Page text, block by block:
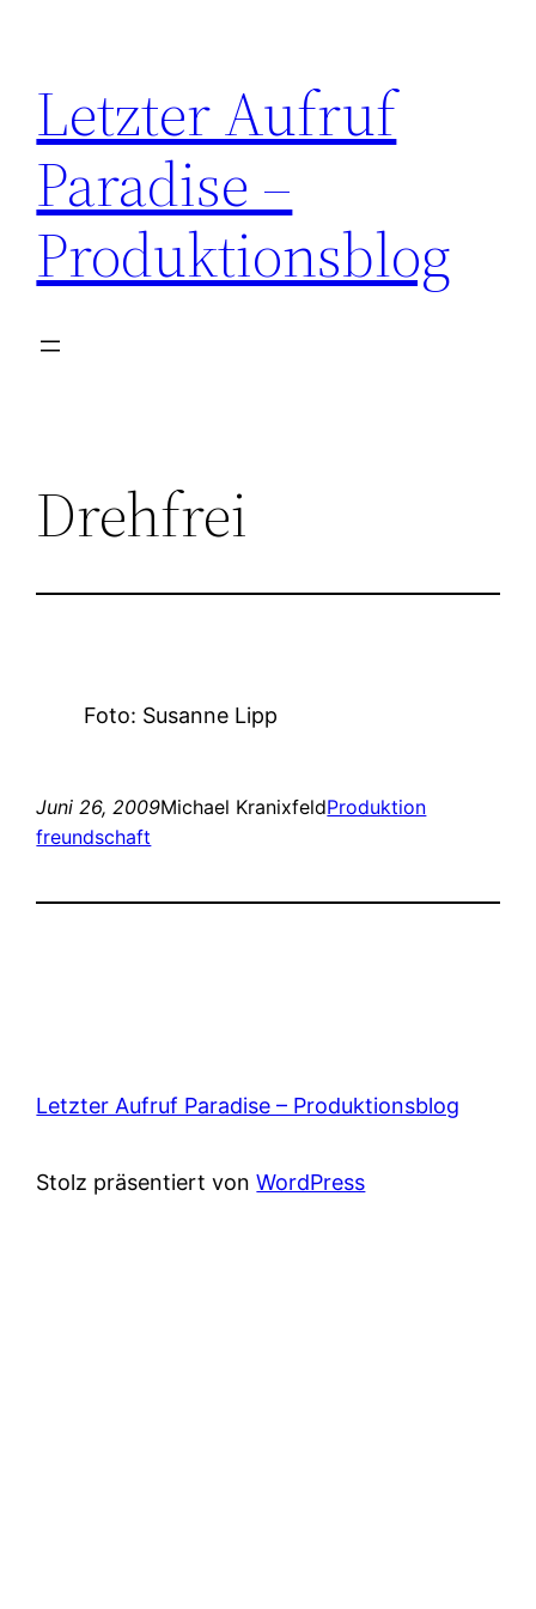
springen
Letzter Aufruf
Paradise –
Produktionsblog
Drehfrei
Foto: Susanne Lipp
Juni 26, 2009Michael KranixfeldProduktion
freundschaft
Letzter Aufruf Paradise – Produktionsblog
Stolz präsentiert vonWordPress